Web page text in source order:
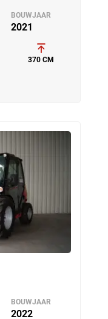
BOUWJAAR
2021
370 CM
BOUWJAAR
2022